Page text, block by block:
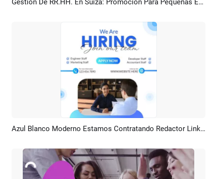
Previsualizar Crear IA Gestión De RR.HH. En Suiza: Promoción Para Pequeñas Empresas Y Corporaciones
Previsualizar Crear IA Azul Blanco Moderno Estamos Contratando Redactor Linkedin Post